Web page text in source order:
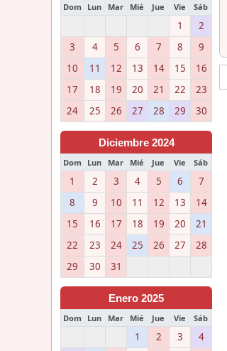
Dom Lun Mar Mié Jue Vie Sáb
1
2
3
4 5 6 7 8
9
10
11 12 13 14 15
16
17
18 19 20 21 22
23
24
25 26 27 28 29 30
Diciembre 2024
Dom Lun Mar Mié Jue Vie Sáb
1 2 3 4 5 6
7
8
9 10 11 12 13
14
15
16 17 18 19 20
21
22
23 24 25 26 27
28
29
30 31
Enero 2025
Dom Lun Mar Mié Jue Vie Sáb
1 2 3 4